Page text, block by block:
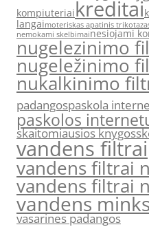
kompiuteriaikreditai
langaimoteriskas apatinis
nemokami skelbimainesiojami
nugelezinimo
nugeležinimo
nukalkinimo
padangospaskola
paskolos
skaitomiausios knygos
vandens filtrai
vandens filtrai
vandens filtrai
vandens
vasarines padangos